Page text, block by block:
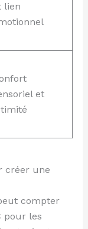
lien
et
créer une
compter
pour les